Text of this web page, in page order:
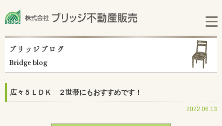
ブリッジブログ
Bridge blog
広々５ＬＤＫ ２世帯にもおすすめです！
2022.06.13